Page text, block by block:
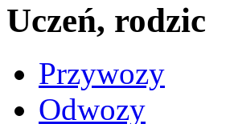
Uczeń, rodzic
Przywozy
Odwozy